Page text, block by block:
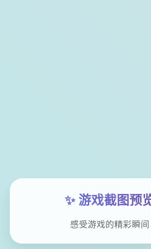
✨ 游戏截图预
感受游戏的精彩瞬间